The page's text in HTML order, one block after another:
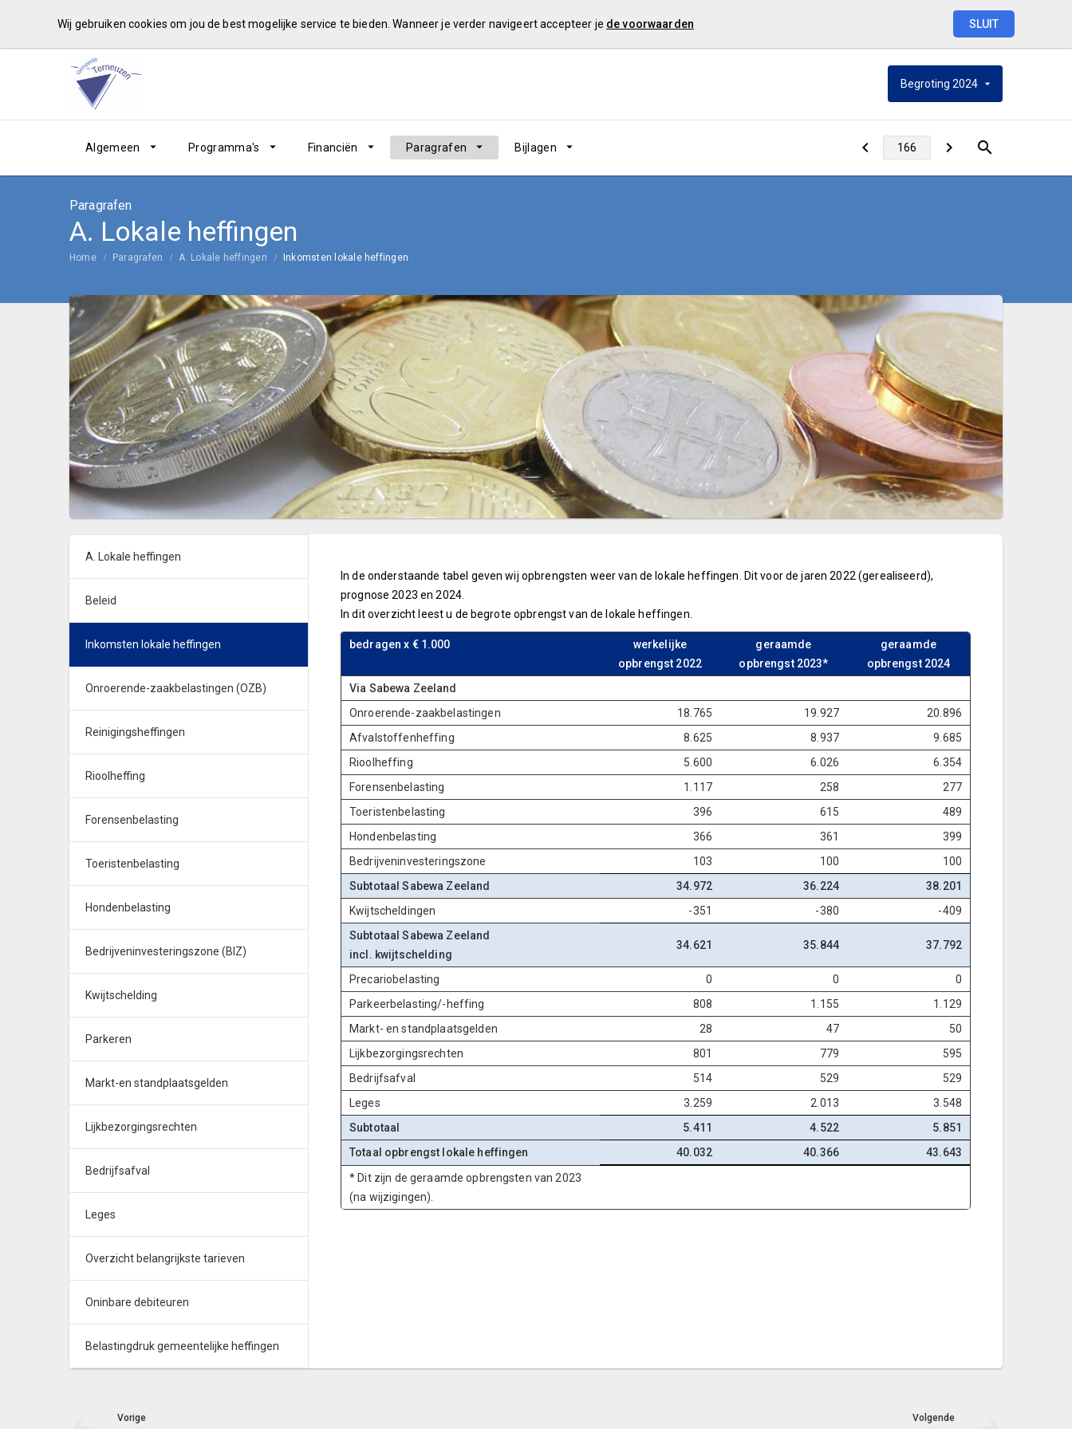
Wij gebruiken cookies om jou de best mogelijke service te bieden. Wanneer je verder navigeert accepteer je de voorwaarden SLUIT
Begroting 2024
Algemeen Programma's Financiën Paragrafen Bijlagen
Paragrafen
A. Lokale heffingen
Home Paragrafen A. Lokale heffingen Inkomsten lokale heffingen
A. Lokale heffingen
Beleid
Inkomsten lokale heffingen
Onroerende-zaakbelastingen (OZB)
Reinigingsheffingen
Rioolheffing
Forensenbelasting
Toeristenbelasting
Hondenbelasting
Bedrijveninvesteringszone (BIZ)
Kwijtschelding
Parkeren
Markt-en standplaatsgelden
Lijkbezorgingsrechten
Bedrijfsafval
Leges
Overzicht belangrijkste tarieven
Oninbare debiteuren
Belastingdruk gemeentelijke heffingen
In de onderstaande tabel geven wij opbrengsten weer van de lokale heffingen. Dit voor de jaren 2022 (gerealiseerd),
prognose 2023 en 2024.
In dit overzicht leest u de begrote opbrengst van de lokale heffingen.
bedragen x € 1.000
werkelijke
opbrengst 2022
geraamde
opbrengst 2023*
geraamde
opbrengst 2024
Via Sabewa Zeeland
Onroerende-zaakbelastingen
18.765 19.927
20.896
Afvalstoffenheffing
8.625 8.937
9.685
Rioolheffing
5.600 6.026
6.354
Forensenbelasting
1.117 258
277
Toeristenbelasting
396 615
489
Hondenbelasting
366 361
399
Bedrijveninvesteringszone
103 100
100
Subtotaal Sabewa Zeeland
34.972 36.224
38.201
Kwijtscheldingen
-351 -380
-409
Subtotaal Sabewa Zeeland
incl. kwijtschelding
34.621 35.844 37.792
Precariobelasting 0 0
0
Parkeerbelasting/-heffing
808 1.155
1.129
Markt- en standplaatsgelden
28 47
50
Lijkbezorgingsrechten
801 779
595
Bedrijfsafval
514 529
529
Leges
3.259 2.013
3.548
Subtotaal
5.411 4.522
5.851
Totaal opbrengst lokale heffingen
40.032 40.366
43.643
* Dit zijn de geraamde opbrengsten van 2023
(na wijzigingen).
Vorige Volgende